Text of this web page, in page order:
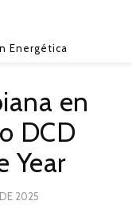
Energética
en
DCD
Year
2025